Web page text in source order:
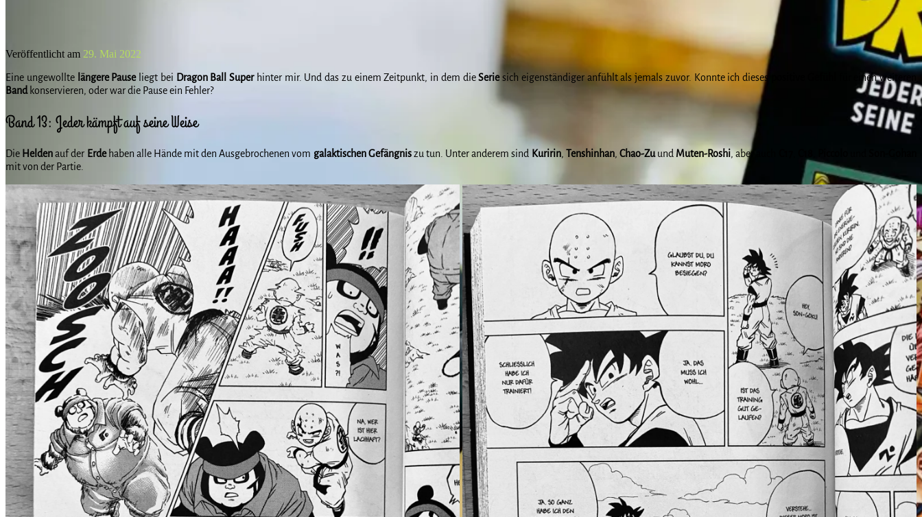
Veröffentlicht am 29. Mai 2022
Eine ungewollte längere Pauseliegt bei Dragon Ball Superhinter mir. Und das zu einem Zeitpunkt, in dem dieSeriesich eigenständiger anfühlt als jemals zuvor. Konnte ich dieses
für einen weiteren
Bandkonservieren, oder war die Pause ein Fehler?
Band 13: Jeder kämpft auf seine Weise
Die Heldenauf der Erdehaben alle Hände mit den Ausgebrochenen vom galaktischen Gefängniszu tun. Unter anderem sind Kuririn, Tenshinhan, Chao-Zuund Muten-Roshi, aber auch
mit von der Partie.